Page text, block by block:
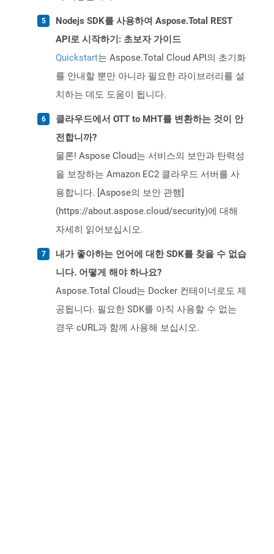
Nodejs SDK를 사용하여 Aspose.Total REST
API로 시작하기: 초보자 가이드
Quickstart는 Aspose.Total Cloud API의 초기화
를 안내할 뿐만 아니라 필요한 라이브러리를 설
치하는 데도 도움이 됩니다.
클라우드에서 OTT to MHT를 변환하는 것이 안
전합니까?
물론! Aspose Cloud는 서비스의 보안과 탄력성
을 보장하는 Amazon EC2 클라우드 서버를 사
용합니다. [Aspose의 보안 관행]
(https://about.aspose.cloud/security)에 대해
자세히 읽어보십시오.
내가 좋아하는 언어에 대한 SDK를 찾을 수 없습
니다. 어떻게 해야 하나요?
Aspose.Total Cloud는 Docker 컨테이너로도 제
공됩니다. 필요한 SDK를 아직 사용할 수 없는
경우 cURL과 함께 사용해 보십시오.